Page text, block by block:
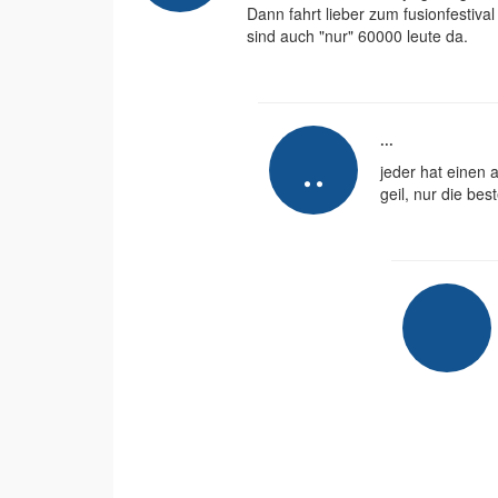
Dann fahrt lieber zum
sind auch "nur" 60000 leute da.
...
jeder hat einen
geil, nur die